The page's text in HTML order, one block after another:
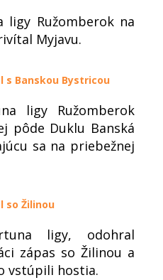
ligy Ružomberok na
Myjavu.
s Banskou Bystricou
ligy Ružomberok
pôde Duklu Banská
sa na priebežnej
so Žilinou
ligy, odohral
zápas so Žilinou a
vstúpili hostia.